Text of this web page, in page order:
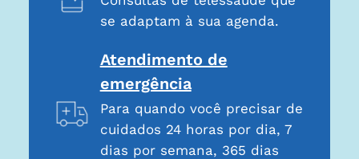
se adaptam à sua agenda.
Atendimento de
emergência
Para quando você precisar de
cuidados 24 horas por dia, 7
dias por semana, 365 dias